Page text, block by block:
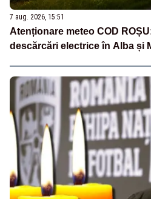
7 aug. 2026, 15:51
Atenționare meteo COD
descărcări electrice în Alba și